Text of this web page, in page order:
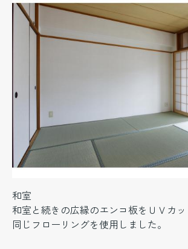
和室
和室と続きの広縁のエンコ板をＵＶカ
同じフローリングを使用しました。